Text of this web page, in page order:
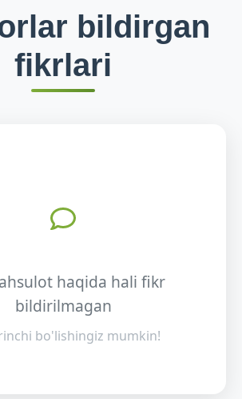
bildirgan
fikrlari
haqida hali fikr
bildirilmagan
bo'lishingiz mumkin!